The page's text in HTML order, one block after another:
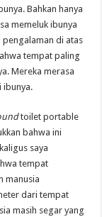
Bahkan hanya
memeluk ibunya
pengalaman di atas
tempat paling
Mereka merasa
ibunya.
toilet portable
bahwa ini
saya
tempat
manusia
dari tempat
masih segar yang